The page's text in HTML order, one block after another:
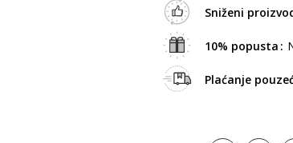
Sniženi
10% popusta
Plaćanje